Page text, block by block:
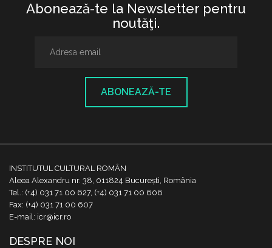
Abonează-te la Newsletter pentru
noutăţi.
ABONEAZĂ-TE
INSTITUTUL CULTURAL ROMÂN
Aleea Alexandru nr. 38, 011824 București, România
Tel.: (+4) 031 71 00 627, (+4) 031 71 00 606
Fax: (+4) 031 71 00 607
E-mail: icr@icr.ro
DESPRE NOI